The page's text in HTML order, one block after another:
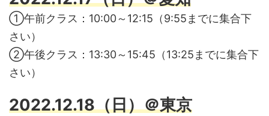
①午前クラス：10:00～12:15（9:55までに集合下
さい）
②午後クラス：13:30～15:45（13:25までに集合下
さい）
2022.12.18（日）＠東京